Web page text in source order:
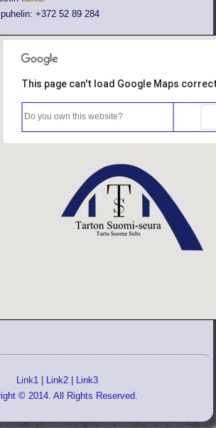
+372 52 89 284
This page can't load Google Maps
Do you own this website?
Link1 Link2|
Link3
© 2014. All Rights Reserved.